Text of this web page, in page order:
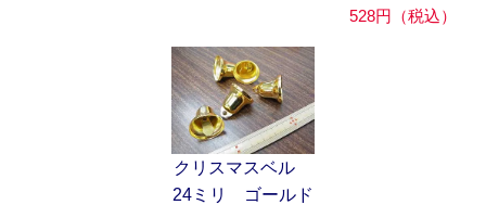
528円（税込）
クリスマスベル
24ミリ ゴールド